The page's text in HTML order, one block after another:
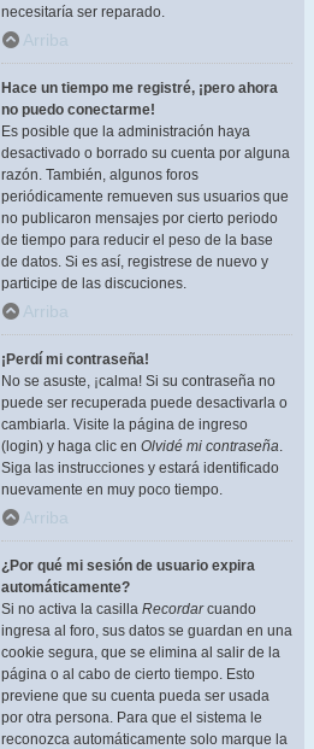
necesitaría ser reparado.
Arriba
Hace un tiempo me registré, ¡pero ahora
no puedo conectarme!
Es posible que la administración haya
desactivado o borrado su cuenta por alguna
razón. También, algunos foros
periódicamente remueven sus usuarios que
no publicaron mensajes por cierto periodo
de tiempo para reducir el peso de la base
de datos. Si es así, registrese de nuevo y
participe de las discuciones.
Arriba
¡Perdí mi contraseña!
No se asuste, ¡calma! Si su contraseña no
puede ser recuperada puede desactivarla o
cambiarla. Visite la página de ingreso
(login) y haga clic en Olvidé mi contraseña.
Siga las instrucciones y estará identificado
nuevamente en muy poco tiempo.
Arriba
¿Por qué mi sesión de usuario expira
automáticamente?
Si no activa la casilla Recordarcuando
ingresa al foro, sus datos se guardan en una
cookie segura, que se elimina al salir de la
página o al cabo de cierto tiempo. Esto
previene que su cuenta pueda ser usada
por otra persona. Para que el sistema le
reconozca automáticamente solo marque la